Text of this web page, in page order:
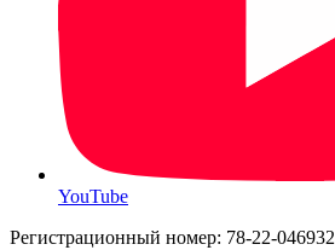
YouTube
Регистрационный номер: 78-22-046932